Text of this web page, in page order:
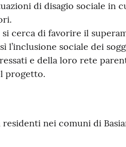
di disagio sociale in
cerca di favorire il
sociale dei
e della loro rete
progetto.
nei comuni di